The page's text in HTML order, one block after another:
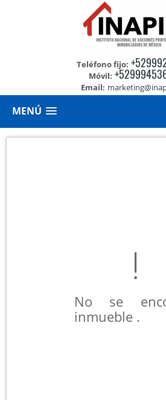
Teléfono fijo:
Móvil:
Email:
MENÚ
No se
inmueble .